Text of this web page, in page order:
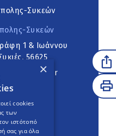
Συκεών
Συκεών
1 & Ιωάννου
56625
×
cookies
των
ιστότοπό
σας για όλα